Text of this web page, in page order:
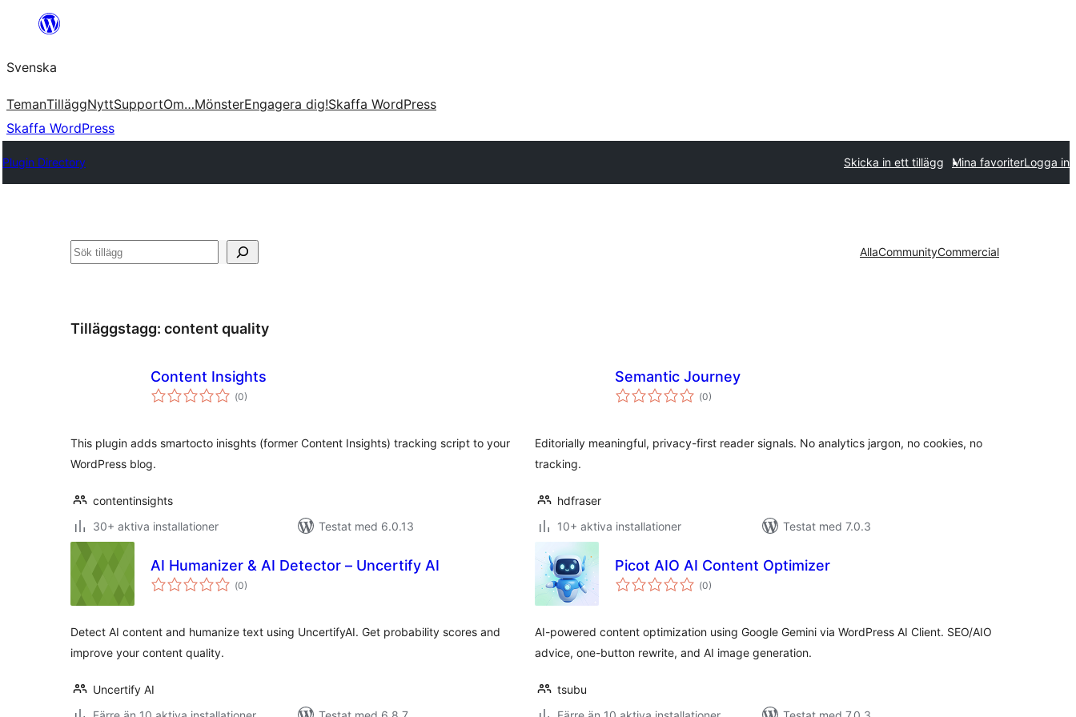
Hoppa
innehåll
Svenska
TemanTilläggNyttSupportOm…MönsterEngagera dig!Skaffa WordPress
Skaffa WordPress
Plugin Directory Skicka in ett tillägg Mina favoriterLogga in
Sök AllaCommunityCommercial
Tilläggstagg: content quality
Content Insights
(Totalt
antal
0)
This plugin adds smartocto inisghts (former Content Insights) tracking script to your
WordPress blog.
contentinsights
30+ aktiva installationer
Testat med 6.0.13
Semantic Journey
(Totalt
antal
0)
Editorially meaningful, privacy-first reader signals. No analytics jargon, no cookies, no
tracking.
hdfraser
10+ aktiva installationer
Testat med 7.0.3
AI Humanizer & AI Detector – Uncertify AI
(Totalt
antal
0)
Detect AI content and humanize text using UncertifyAI. Get probability scores and
improve your content quality.
Uncertify AI
Picot AIO AI Content Optimizer
(Totalt
antal
0)
AI-powered content optimization using Google Gemini via WordPress AI Client. SEO/AIO
advice, one-button rewrite, and AI image generation.
tsubu